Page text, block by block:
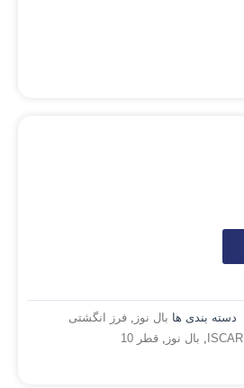
دسته بندی ها بال نوز
فرز انگشتی
ISCAR بال نوز قطر 10